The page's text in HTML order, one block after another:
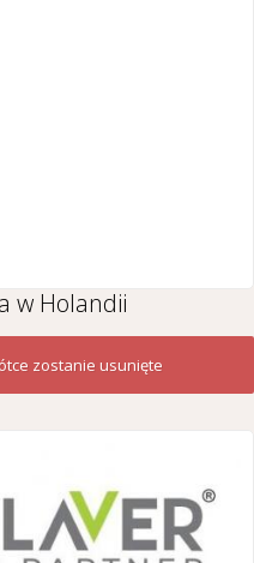
w Holandii
zostanie usunięte